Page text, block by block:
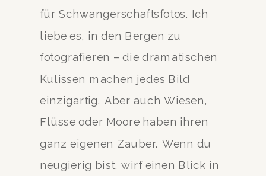
für Schwangerschaftsfotos. Ich
liebe es, in den Bergen zu
fotografieren – die dramatischen
Kulissen machen jedes Bild
einzigartig. Aber auch Wiesen,
Flüsse oder Moore haben ihren
ganz eigenen Zauber. Wenn du
neugierig bist, wirf einen Blick in